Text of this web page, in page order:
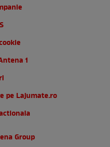
1
pe Lajumate.ro
Group